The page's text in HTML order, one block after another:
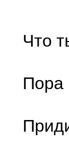
Что
Пора